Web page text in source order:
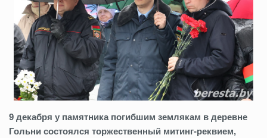
9 декабря у памятника погибшим землякам в деревне
Гольни состоялся торжественный митинг-реквием,